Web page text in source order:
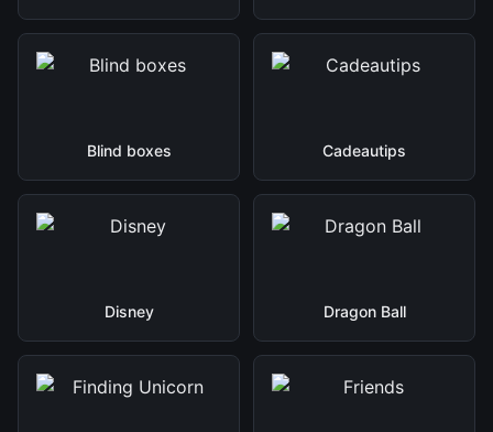
Blind boxes Cadeautips
Disney Dragon Ball